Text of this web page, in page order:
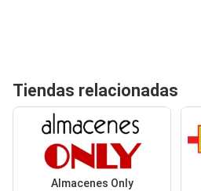
Tiendas relacionadas
Almacenes Only